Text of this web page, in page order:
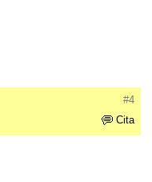
#4
Cita